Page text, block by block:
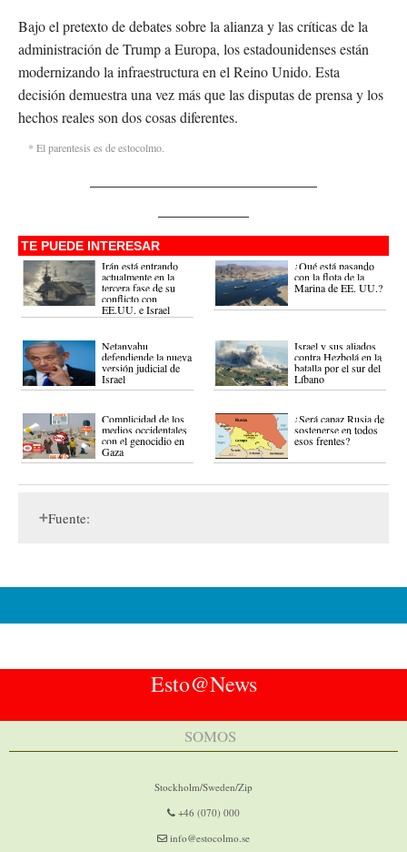
Bajo el pretexto de debates sobre la alianza y las críticas de la
administración de Trump a Europa, los estadounidenses están
modernizando la infraestructura en el Reino Unido. Esta
decisión demuestra una vez más que las disputas de prensa y los
hechos reales son dos cosas diferentes.
* El parentesis es de estocolmo.
TE PUEDE INTERESAR
Irán está entrando
actualmente en la
tercera fase de su
conflicto con
EE.UU. e Israel
¿Qué está pasando
con la flota de la
Marina de EE. UU.?
Netanyahu
defendiende la nueva
versión judicial de
Israel
Israel y sus aliados
contra Hezbolá en la
batalla por el sur del
Líbano
Complicidad de los
medios occidentales
con el genocidio en
Gaza
¿Será capaz Rusia de
sostenerse en todos
esos frentes?
Fuente:
Esto@News
SOMOS
Stockholm/Sweden/Zip
+46 (070) 000
info@estocolmo.se